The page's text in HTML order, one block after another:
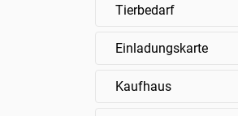
Tierbedarf
Einladungskarte
Kaufhaus